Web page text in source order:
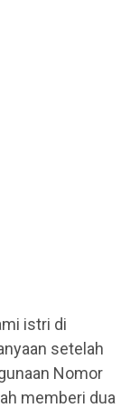
istri di
setelah
Nomor
memberi dua